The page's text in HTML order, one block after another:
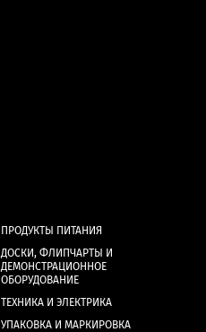
ПРОДУКТЫ ПИТАНИЯ
ДОСКИ, ФЛИПЧАРТЫ И
ДЕМОНСТРАЦИОННОЕ
ОБОРУДОВАНИЕ
ТЕХНИКА И ЭЛЕКТРИКА
УПАКОВКА И МАРКИРОВКА